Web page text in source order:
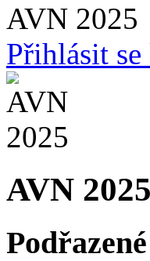
AVN 2025
Přihlásit
AVN